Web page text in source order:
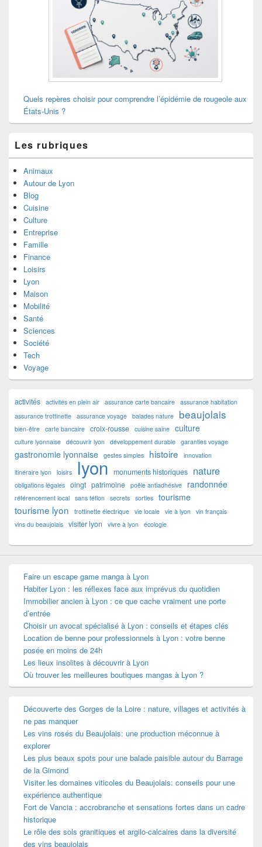
Quels repères choisir pour comprendre l’épidémie de rougeole aux
États-Unis ?
Les rubriques
Animaux
Autour de Lyon
Blog
Cuisine
Culture
Entreprise
Famille
Finance
Loisirs
Lyon
Maison
Mobilité
Santé
Sciences
Société
Tech
Voyage
activités activités en plein air assurance carte bancaire assurance habitation
assurance trottinette assurance voyage balades nature beaujolais
bien-être carte bancaire croix-rousse cuisine saine culture
culture lyonnaise découvrir lyon développement durable garanties voyage
gastronomie lyonnaise gestes simples histoire
innovation
itinéraire lyon loisirs lyon monuments historiques nature
obligations légales oingt patrimoine poêle antiadhésive randonnée
référencement local sans téflon secrets sorties tourisme
tourisme lyon trottinette électrique vie locale vie à lyon vin français
vins du beaujolais visiter lyon vivre à lyon écologie
Faire un escape game manga à Lyon
Habiter Lyon : les réflexes face aux imprévus du quotidien
Immobilier ancien à Lyon : ce que cache vraiment une porte
d’entrée
Choisir un avocat spécialisé à Lyon : conseils et étapes clés
Location de benne pour professionnels à Lyon : votre benne
posée en moins de 24h
Les lieux insolites à découvrir à Lyon
Où trouver les meilleures boutiques mangas à Lyon ?
Découverte des Gorges de la Loire : nature, villages et activités à
ne pas manquer
Les vins rosés du Beaujolais: une production méconnue à
explorer
Les plus beaux spots pour une balade paisible autour du Barrage
de la Gimond
Visiter les domaines viticoles du Beaujolais: conseils pour une
expérience authentique
Fort de Vancia : accrobranche et sensations fortes dans un cadre
historique
Le rôle des sols granitiques et argilo-calcaires dans la diversité
des vins beaujolais